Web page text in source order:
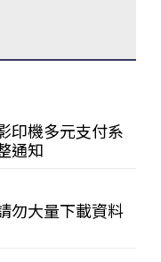
印機多元支付系
通知
勿大量下載資料